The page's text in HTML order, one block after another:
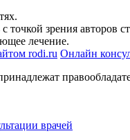
зрения авторов
лечение.
rodi.ru Онлайн
врачей